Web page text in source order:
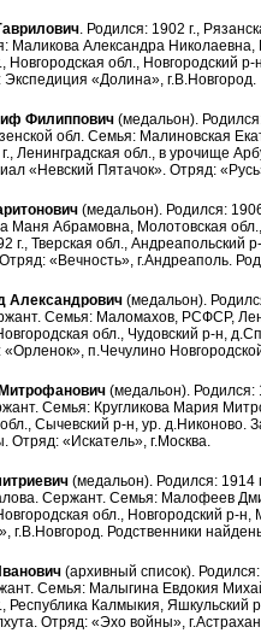
. Родился: 1902 г.,
Маликова Александра Николаевна,
Новгородская обл., Новгородский
«Долина», г.В.Новгород.
Филиппович(медальон).
обл. Семья: Малиновская
Ленинградская обл., в урочище
«Невский Пятачок». Отряд:
(медальон). Родился:
Маня Абрамовна, Молотовская
г., Тверская обл., Андреапольский
«Вечность», г.Андреаполь.
(медальон).
Семья: Маломахов, РСФСР,
обл., Чудовский р-н,
п.Чечулино
(медальон). Родился:
Семья: Кругликова Мария
Сычевский р-н, ур. д.Никоново.
Отряд: «Искатель», г.Москва.
(медальон). Родился: 1914
Сержант. Семья: Малофеев
обл., Новгородский р-
г.В.Новгород. Родственники
(архивный список). Родился:
Семья: Малыгина Евдокия
Республика Калмыкия,
Отряд: «Эхо войны»,